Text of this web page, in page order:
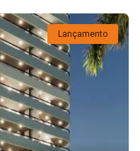
Lançamento